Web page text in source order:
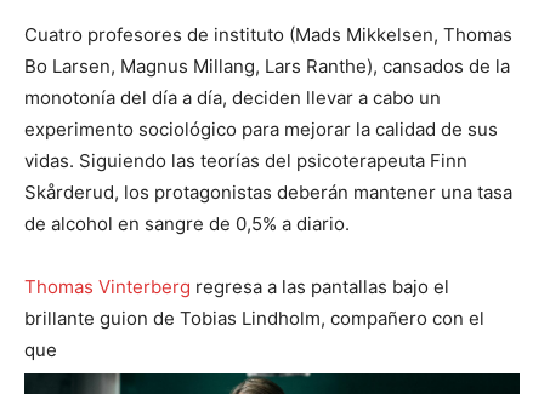
Cuatro profesores de instituto (Mads Mikkelsen, Thomas
Bo Larsen, Magnus Millang, Lars Ranthe), cansados de la
monotonía del día a día, deciden llevar a cabo un
experimento sociológico para mejorar la calidad de sus
vidas. Siguiendo las teorías del psicoterapeuta Finn
Skårderud, los protagonistas deberán mantener una tasa
de alcohol en sangre de 0,5% a diario.
Thomas Vinterberg regresa a las pantallas bajo el
brillante guion de Tobias Lindholm, compañero con el
que